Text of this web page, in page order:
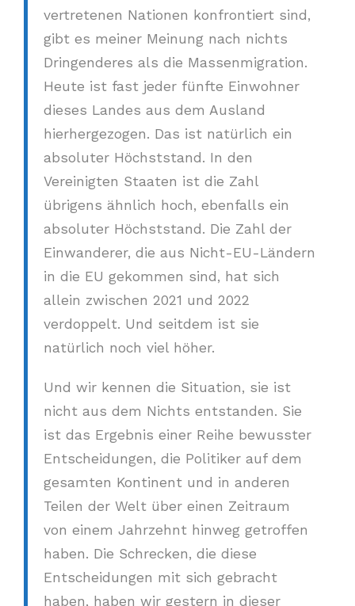
vertretenen Nationen konfrontiert sind,
gibt es meiner Meinung nach nichts
Dringenderes als die Massenmigration.
Heute ist fast jeder fünfte Einwohner
dieses Landes aus dem Ausland
hierhergezogen. Das ist natürlich ein
absoluter Höchststand. In den
Vereinigten Staaten ist die Zahl
übrigens ähnlich hoch, ebenfalls ein
absoluter Höchststand. Die Zahl der
Einwanderer, die aus Nicht-EU-Ländern
in die EU gekommen sind, hat sich
allein zwischen 2021 und 2022
verdoppelt. Und seitdem ist sie
natürlich noch viel höher.
Und wir kennen die Situation, sie ist
nicht aus dem Nichts entstanden. Sie
ist das Ergebnis einer Reihe bewusster
Entscheidungen, die Politiker auf dem
gesamten Kontinent und in anderen
Teilen der Welt über einen Zeitraum
von einem Jahrzehnt hinweg getroffen
haben. Die Schrecken, die diese
Entscheidungen mit sich gebracht
haben, haben wir gestern in dieser